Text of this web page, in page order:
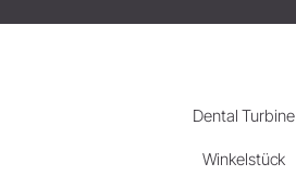
Dental Turbine
Winkelstück